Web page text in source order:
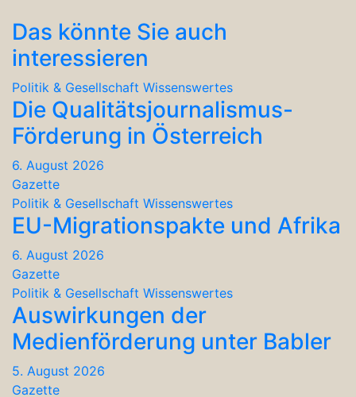
Das könnte Sie auch
interessieren
Politik & Gesellschaft Wissenswertes
Die Qualitätsjournalismus-
Förderung in Österreich
6. August 2026
Gazette
Politik & Gesellschaft Wissenswertes
EU-Migrationspakte und Afrika
6. August 2026
Gazette
Politik & Gesellschaft Wissenswertes
Auswirkungen der
Medienförderung unter Babler
5. August 2026
Gazette